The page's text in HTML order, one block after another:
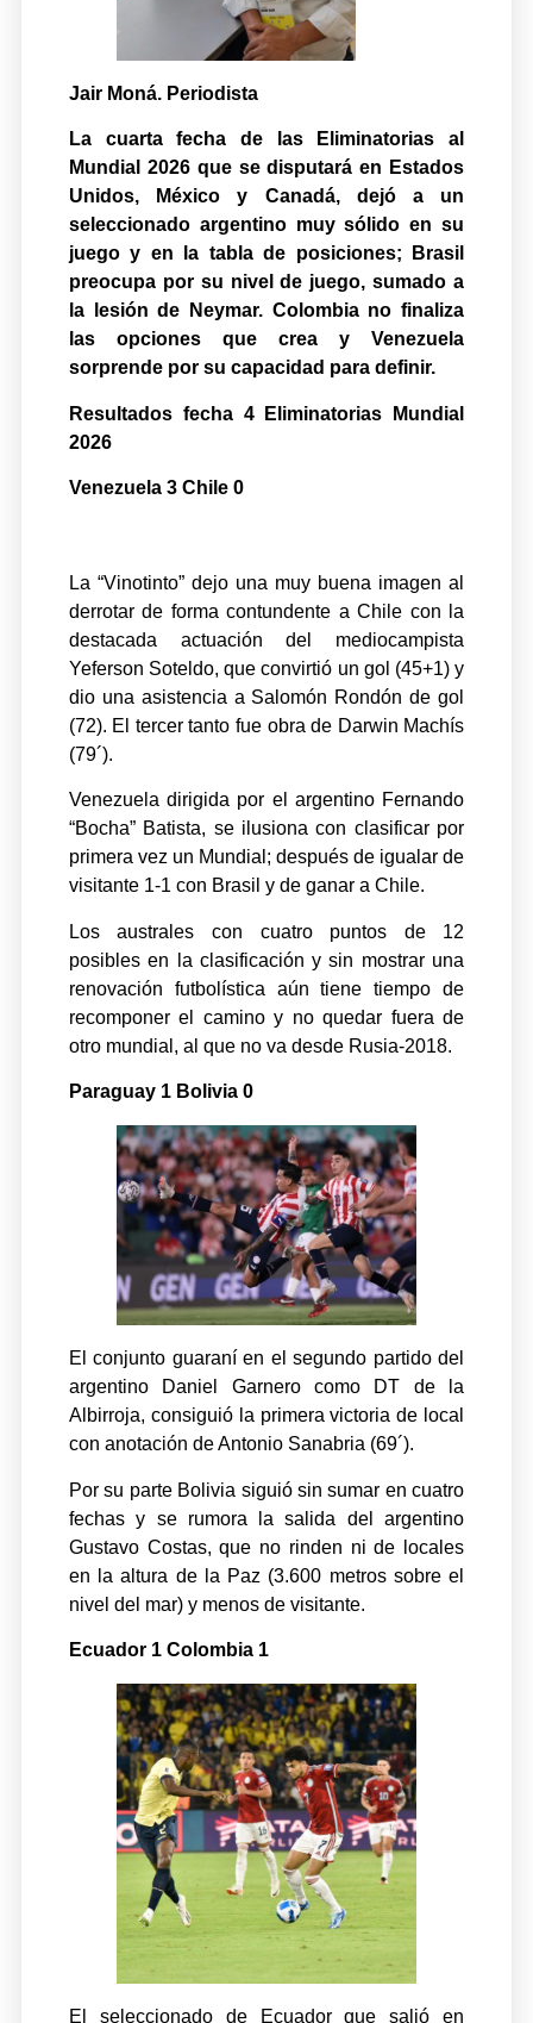
Jair Moná. Periodista
La cuarta fecha de las Eliminatorias al
Mundial 2026 que se disputará en Estados
Unidos, México y Canadá, dejó a un
seleccionado argentino muy sólido en su
juego y en la tabla de posiciones; Brasil
preocupa por su nivel de juego, sumado a
la lesión de Neymar. Colombia no finaliza
las opciones que crea y Venezuela
sorprende por su capacidad para definir.
Resultados fecha 4 Eliminatorias Mundial
2026
Venezuela 3 Chile 0
La “Vinotinto” dejo una muy buena imagen al
derrotar de forma contundente a Chile con la
destacada actuación del mediocampista
Yeferson Soteldo, que convirtió un gol (45+1) y
dio una asistencia a Salomón Rondón de gol
(72). El tercer tanto fue obra de Darwin Machís
(79´).
Venezuela dirigida por el argentino Fernando
“Bocha” Batista, se ilusiona con clasificar por
primera vez un Mundial; después de igualar de
visitante 1-1 con Brasil y de ganar a Chile.
Los australes con cuatro puntos de 12
posibles en la clasificación y sin mostrar una
renovación futbolística aún tiene tiempo de
recomponer el camino y no quedar fuera de
otro mundial, al que no va desde Rusia-2018.
Paraguay 1 Bolivia 0
El conjunto guaraní en el segundo partido del
argentino Daniel Garnero como DT de la
Albirroja, consiguió la primera victoria de local
con anotación de Antonio Sanabria (69´).
Por su parte Bolivia siguió sin sumar en cuatro
fechas y se rumora la salida del argentino
Gustavo Costas, que no rinden ni de locales
en la altura de la Paz (3.600 metros sobre el
nivel del mar) y menos de visitante.
Ecuador 1 Colombia 1
El seleccionado de Ecuador que salió en